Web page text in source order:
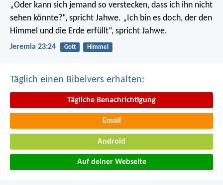
„Oder kann sich jemand so verstecken, dass ich ihn nicht
sehen könnte?“, spricht Jahwe. „Ich bin es doch, der den
Himmel und die Erde erfüllt“, spricht Jahwe.
Jeremia 23:24 Gott Himmel
Täglich einen Bibelvers erhalten:
Tägliche Benachrichtigung
Email
Android
Auf deiner Webseite